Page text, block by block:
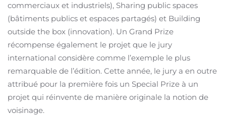
commerciaux et industriels), Sharing public spaces
(bâtiments publics et espaces partagés) et Building
outside the box (innovation). Un Grand Prize
récompense également le projet que le jury
international considère comme l’exemple le plus
remarquable de l’édition. Cette année, le jury a en outre
attribué pour la première fois un Special Prize à un
projet qui réinvente de manière originale la notion de
voisinage.